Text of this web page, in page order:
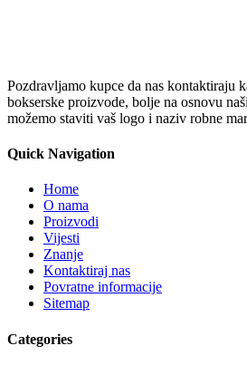
Pozdravljamo kupce da nas kontaktiraju
bokserske proizvode, bolje na osnovu
možemo staviti vaš logo i naziv robne
Quick Navigation
Home
O nama
Proizvodi
Vijesti
Znanje
Kontaktiraj nas
Povratne informacije
Sitemap
Categories